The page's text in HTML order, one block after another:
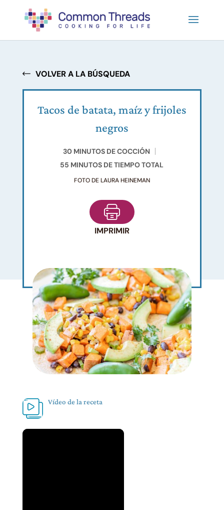
VOLVER A LA BÚSQUEDA
Tacos de batata, maíz y frijoles
negros
30 MINUTOS DE COCCIÓN
55 MINUTOS DE TIEMPO TOTAL
FOTO DE LAURA HEINEMAN
IMPRIMIR
Vídeo de la receta